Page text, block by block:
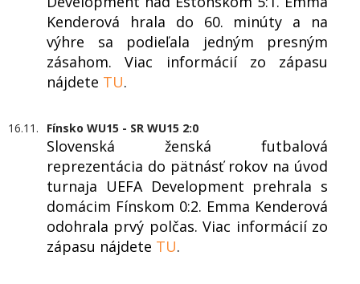
Kenderová hrala do 60. minúty a na
výhre sa podieľala jedným presným
zásahom. Viac informácií zo zápasu
nájdete TU.
16.11. Fínsko WU15 - SR WU15 2:0
Slovenská ženská futbalová
reprezentácia do pätnásť rokov na úvod
turnaja UEFA Development prehrala s
domácim Fínskom 0:2. Emma Kenderová
odohrala prvý polčas. Viac informácií zo
zápasu nájdete TU.